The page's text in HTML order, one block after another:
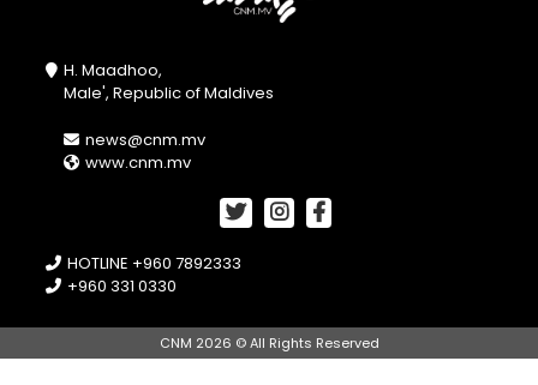
H. Maadhoo,
Male', Republic of Maldives
news@cnm.mv
www.cnm.mv
HOTLINE +960 7892333
+960 331 0330
CNM 2026 © All Rights Reserved